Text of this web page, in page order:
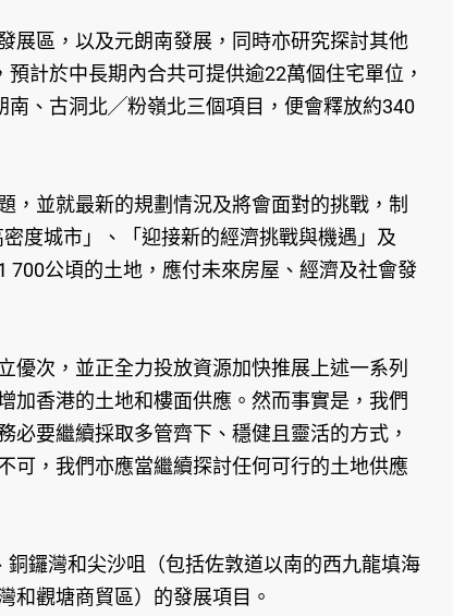
展區，以及元朗南發展，同時亦研究探討其他
計於中長期內合共可提供逾22萬個住宅單位，
南、古洞北╱粉嶺北三個項目，便會釋放約340
並就最新的規劃情況及將會面對的挑戰，制
度城市」、「迎接新的經濟挑戰與機遇」及
700公頃的土地，應付未來房屋、經濟及社會發
次，並正全力投放資源加快推展上述一系列
加香港的土地和樓面供應。然而事實是，我們
要繼續採取多管齊下、穩健且靈活的方式，
可，我們亦應當繼續探討任何可行的土地供應
鑼灣和尖沙咀（包括佐敦道以南的西九龍填海
和觀塘商貿區）的發展項目。